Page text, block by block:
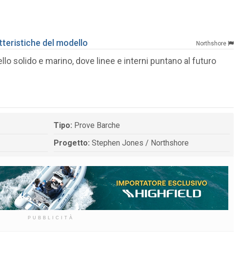
del modello Northshore
solido e marino, dove linee e interni puntano al futuro
Tipo: Prove Barche
Progetto: Stephen Jones / Northshore
PUBBLICITÀ